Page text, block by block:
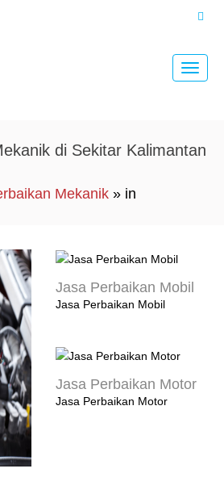
Toggle
di Sekitar Kalimantan
Mekanik » in
Jasa Perbaikan Mobil
Jasa Perbaikan Mobil
Jasa Perbaikan Motor
Jasa Perbaikan Motor